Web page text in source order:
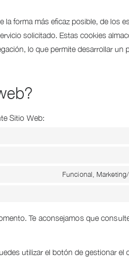
forma más eficaz posible, de los
solicitado. Estas cookies
lo que permite desarrollar un
Sitio Web:
Funcional,
Te aconsejamos que
utilizar el botón de gestionar el